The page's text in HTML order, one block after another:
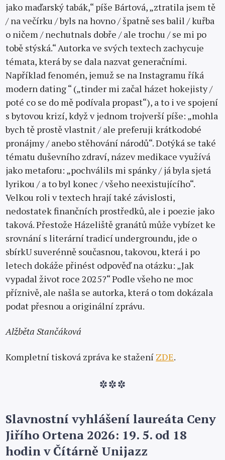
jako maďarský tabák,“ píše Bártová, „ztratila jsem tě
/ na večírku / byls na hovno / špatně ses balil / kuřba
o ničem / nechutnals dobře / ale trochu / se mi po
tobě stýská.“ Autorka ve svých textech zachycuje
témata, která by se dala nazvat generačními.
Například fenomén, jemuž se na Instagramu říká
modern dating “ („tinder mi začal házet hokejisty /
poté co se do mě podívala propast“), a to i ve spojení
s bytovou krizí, když v jednom trojverší píše: „mohla
bych tě prostě vlastnit / ale preferuji krátkodobé
pronájmy / anebo stěhování národů“. Dotýká se také
tématu duševního zdraví, název medikace využívá
jako metaforu: „pochválils mi spánky / já byla sjetá
lyrikou / a to byl konec / všeho neexistujícího“.
Velkou roli v textech hrají také závislosti,
nedostatek finančních prostředků, ale i poezie jako
taková. Přestože Házeliště granátů může vybízet ke
srovnání s literární tradicí undergroundu, jde o
sbírkU suverénně současnou, takovou, která i po
letech dokáže přinést odpověď na otázku: „Jak
vypadal život roce 2025?“ Podle všeho ne moc
příznivě, ale našla se autorka, která o tom dokázala
podat přesnou a originální zprávu.
Alžběta Stančáková
Kompletní tisková zpráva ke stažení ZDE.
***
Slavnostní vyhlášení laureáta Ceny
Jiřího Ortena 2026: 19. 5. od 18
hodin v Čítárně Unijazz